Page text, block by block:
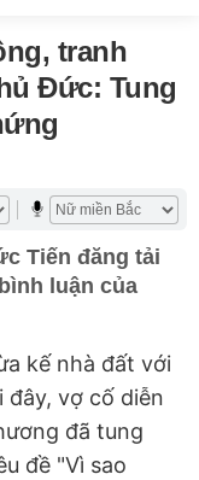
tranh
Đức: Tung
Tiến đăng tải
luận của
kế nhà đất với
đây, vợ cố diễn
đã tung
đề "Vì sao